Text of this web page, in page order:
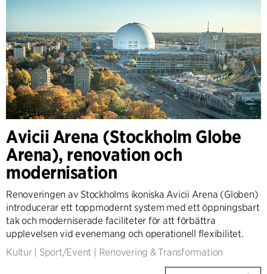
Avicii Arena (Stockholm Globe
Arena), renovation och
modernisation
Renoveringen av Stockholms ikoniska Avicii Arena (Globen)
introducerar ett toppmodernt system med ett öppningsbart
tak och moderniserade faciliteter för att förbättra
upplevelsen vid evenemang och operationell flexibilitet.
Kultur| Sport/Event Renovering & Transformation